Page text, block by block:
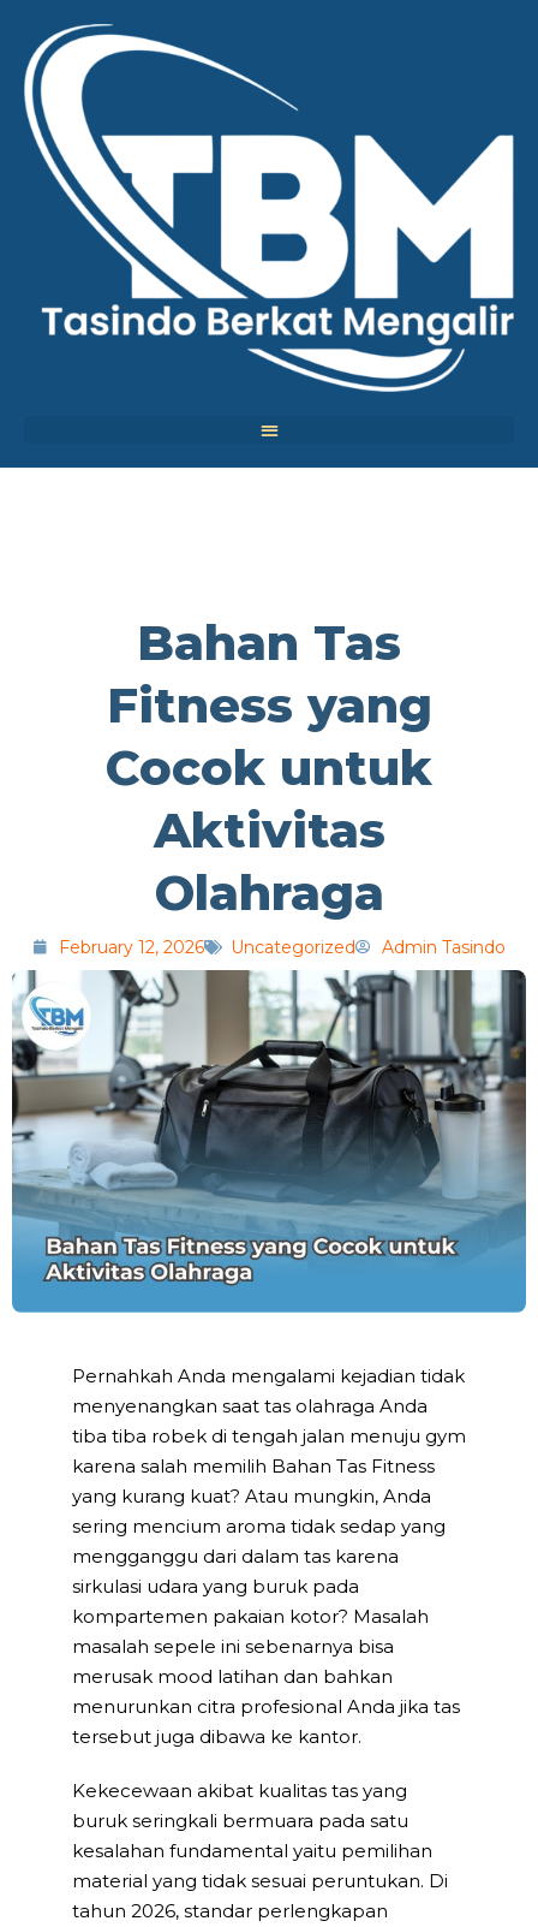
Bahan Tas
Fitness yang
Cocok untuk
Aktivitas
Olahraga
February 12, 2026 Uncategorized Admin Tasindo
Pernahkah Anda mengalami kejadian tidak
menyenangkan saat tas olahraga Anda
tiba tiba robek di tengah jalan menuju gym
karena salah memilih Bahan Tas Fitness
yang kurang kuat? Atau mungkin, Anda
sering mencium aroma tidak sedap yang
mengganggu dari dalam tas karena
sirkulasi udara yang buruk pada
kompartemen pakaian kotor? Masalah
masalah sepele ini sebenarnya bisa
merusak mood latihan dan bahkan
menurunkan citra profesional Anda jika tas
tersebut juga dibawa ke kantor.
Kekecewaan akibat kualitas tas yang
buruk seringkali bermuara pada satu
kesalahan fundamental yaitu pemilihan
material yang tidak sesuai peruntukan. Di
tahun 2026, standar perlengkapan